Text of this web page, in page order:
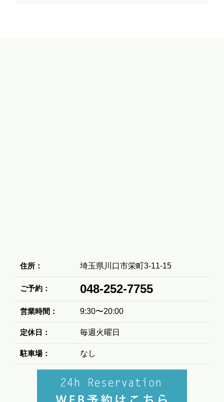
住所： 埼玉県川口市栄町3-11-15
ご予約： 048-252-7755
営業時間： 9:30〜20:00
定休日： 毎週火曜日
駐車場： なし